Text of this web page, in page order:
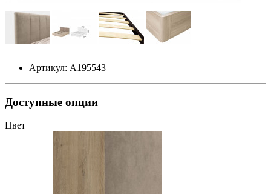
Артикул: А195543
Доступные опции
Цвет